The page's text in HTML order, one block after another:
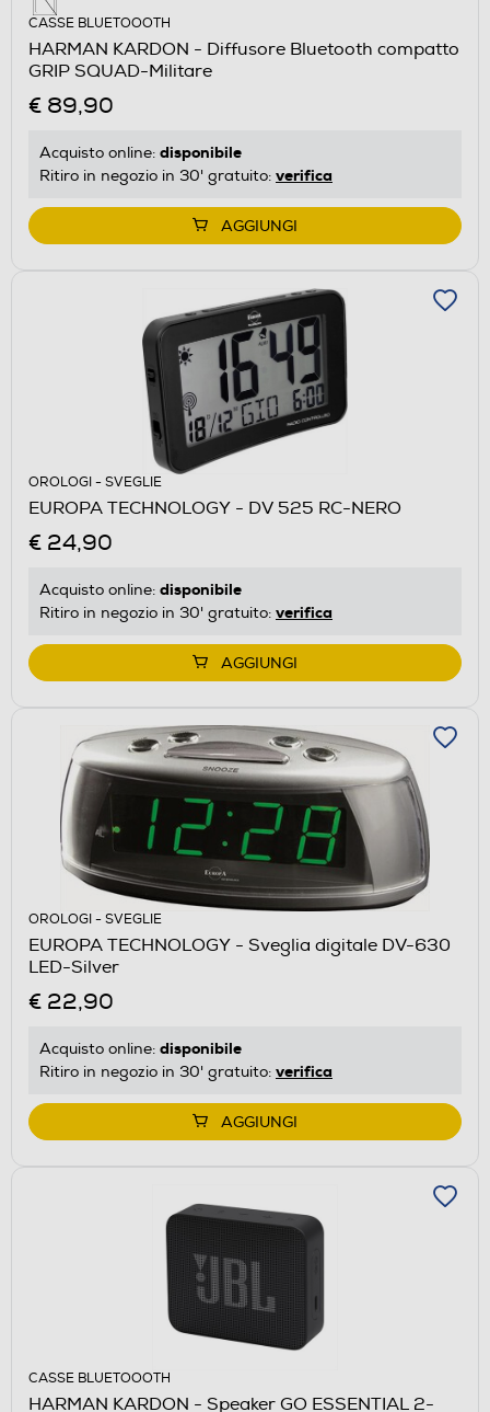
CASSE BLUETOOOTH
HARMAN KARDON - Diffusore Bluetooth compatto
GRIP SQUAD-Militare
€ 89,90
Acquisto online: disponibile
Ritiro in negozio in 30' gratuito: verifica
AGGIUNGI
OROLOGI - SVEGLIE
EUROPA TECHNOLOGY - DV 525 RC-NERO
€ 24,90
Acquisto online: disponibile
Ritiro in negozio in 30' gratuito: verifica
AGGIUNGI
OROLOGI - SVEGLIE
EUROPA TECHNOLOGY - Sveglia digitale DV-630
LED-Silver
€ 22,90
Acquisto online: disponibile
Ritiro in negozio in 30' gratuito: verifica
AGGIUNGI
CASSE BLUETOOOTH
HARMAN KARDON - Speaker GO ESSENTIAL 2-